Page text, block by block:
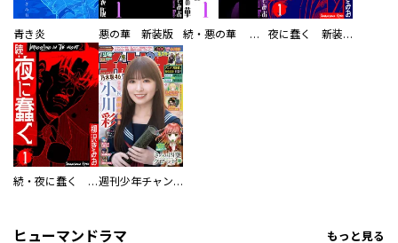
青き炎 悪の華 新装版 続・悪の華 闇華 新装版 夜に蠢く 新装版
続・夜に蠢く 新装版 週刊少年チャンピオン
ヒューマンドラマ もっと見る